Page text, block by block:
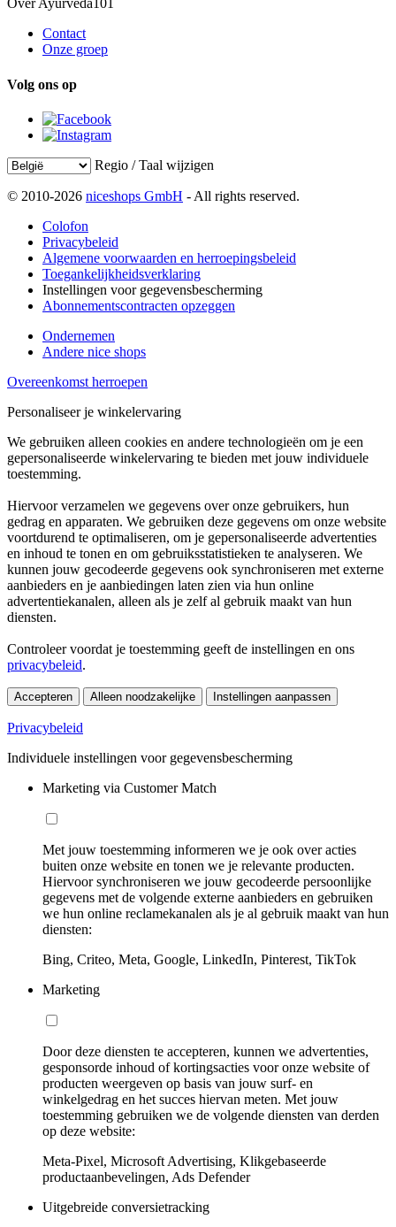
Over Ayurveda101
Contact
Onze groep
Volg ons op
Regio / Taal wijzigen
© 2010-2026 niceshops GmbH - All rights reserved.
Colofon
Privacybeleid
Algemene voorwaarden en herroepingsbeleid
Toegankelijkheidsverklaring
Instellingen voor gegevensbescherming
Abonnementscontracten opzeggen
Ondernemen
Andere nice shops
Overeenkomst herroepen
Personaliseer je winkelervaring
We gebruiken alleen cookies en andere technologieën om je een
gepersonaliseerde winkelervaring te bieden met jouw individuele
toestemming.
Hiervoor verzamelen we gegevens over onze gebruikers, hun
gedrag en apparaten. We gebruiken deze gegevens om onze website
voortdurend te optimaliseren, om je gepersonaliseerde advertenties
en inhoud te tonen en om gebruiksstatistieken te analyseren. We
kunnen jouw gecodeerde gegevens ook synchroniseren met externe
aanbieders en je aanbiedingen laten zien via hun online
advertentiekanalen, alleen als je zelf al gebruik maakt van hun
diensten.
Controleer voordat je toestemming geeft de instellingen en ons
privacybeleid.
Accepteren Alleen noodzakelijke Instellingen aanpassen
Privacybeleid
Individuele instellingen voor gegevensbescherming
Marketing via Customer Match
Met jouw toestemming informeren we je ook over acties
buiten onze website en tonen we je relevante producten.
Hiervoor synchroniseren we jouw gecodeerde persoonlijke
gegevens met de volgende externe aanbieders en gebruiken
we hun online reclamekanalen als je al gebruik maakt van hun
diensten:
Bing, Criteo, Meta, Google, LinkedIn, Pinterest, TikTok
Marketing
Door deze diensten te accepteren, kunnen we advertenties,
gesponsorde inhoud of kortingsacties voor onze website of
producten weergeven op basis van jouw surf- en
winkelgedrag en het succes hiervan meten. Met jouw
toestemming gebruiken we de volgende diensten van derden
op deze website:
Meta-Pixel, Microsoft Advertising, Klikgebaseerde
productaanbevelingen, Ads Defender
Uitgebreide conversietracking